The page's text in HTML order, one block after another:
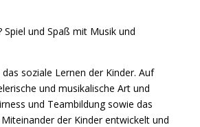
Spiel und Spaß mit Musik und
soziale Lernen der Kinder. Auf
und musikalische Art und
und Teambildung sowie das
der Kinder entwickelt und